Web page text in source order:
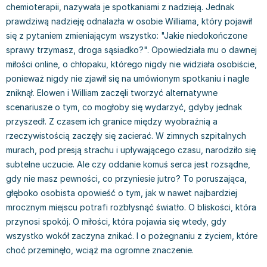
Książki: Prawo konstytucyjne
Książki: Prawo międzynarodowe
Książki: Prawo - orzecznictwo
Książki: Prawo pracy
Książki: Prawo Unii Europejskiej
Teksty aktów prawnych
Książki medyczne i naukowe
Chemia - książki
Książki o fizyce i astronomii
Geografia - książki
Inne
Książki do matematyki
Książki medyczne
Książki do nauk przyrodniczych
Technika, inżynieria, technologia - książki, podręczniki -
nauki ścisłe
Książki do nauk społecznych i humanistycznych
Książki: Film, muzyka, teatr
Książki: Historia sztuki
Książki o architekturze
Książki: Sztuka użytkowa
Książki: Sztuki wizualne
Inne
Książki dla dzieci 3-5 lat
Książki: bajki dla dzieci 3-5 lat
Kolorowanki i książki do naklejania 3-5 lat
Książki do nauki języków obcych 3-5 lat
Książki do nauki pisania i liczenia 3-5 lat
Książki grające, z puzzlami i magnesami 3-5 lat
Kreatywne i aktywizujące książki dla dzieci 3-5 lat
Poznawanie świata dla dzieci 3-5 lat - książki
Książki o zainteresowaniach dla dzieci 3-5 lat
Książki dla dzieci 6-8 lat
Książki do nauki czytania 6-8 lat
Książki do nauki języków obcych 6-8 lat
Książki do nauki pisania i liczenia 6-8 lat
Kreatywne i aktywizujące książki dla dzieci 6-8 lat
Literatura dla dzieci 6-8 lat
Poznawanie świata dla dzieci 6-8 lat - książki
Książki o zainteresowaniach dla dzieci 6-8 lat
Książki: Zdrowie
Kuchnia i diety - książki
Autorskie książki kucharskie
Ciasta, desery, wypieki - książki
Diety, zdrowe żywienie - książki
Książki kucharskie
Kuchnia polska - książki
Napoje - książki
Książki: Poradniki
Inne
Książki: Dom, ogród - poradniki
Książki: Hobby - poradniki
Książki: Moda, uroda, savoir vivre - poradniki
Książki pamiątkowe
Pozostałe książki
Dean Koontz
Andrzej Sapkowski
Stephenie Meyer
Robert Ludlum
Maria Czubaszek
Nora Roberts
Mario Vargas Llosa
Katarzyna Grochola
Ewa Nowak
Robin Cook
Carlos Ruiz Zafon
Konrad Gaca
Jerzy Zięba
Jodi Picoult
Dorota Terakowska
Abbi Glines
Alfred Szklarski
chemioterapii, nazywała je spotkaniami z nadzieją. Jednak
prawdziwą nadzieję odnalazła w osobie Williama, który pojawił
się z pytaniem zmieniającym wszystko: "Jakie niedokończone
sprawy trzymasz, droga sąsiadko?". Opowiedziała mu o dawnej
miłości online, o chłopaku, którego nigdy nie widziała osobiście,
ponieważ nigdy nie zjawił się na umówionym spotkaniu i nagle
zniknął. Elowen i William zaczęli tworzyć alternatywne
scenariusze o tym, co mogłoby się wydarzyć, gdyby jednak
przyszedł. Z czasem ich granice między wyobraźnią a
rzeczywistością zaczęły się zacierać. W zimnych szpitalnych
murach, pod presją strachu i upływającego czasu, narodziło się
subtelne uczucie. Ale czy oddanie komuś serca jest rozsądne,
gdy nie masz pewności, co przyniesie jutro? To poruszająca,
głęboko osobista opowieść o tym, jak w nawet najbardziej
mrocznym miejscu potrafi rozbłysnąć światło. O bliskości, która
przynosi spokój. O miłości, która pojawia się wtedy, gdy
wszystko wokół zaczyna znikać. I o pożegnaniu z życiem, które
choć przeminęło, wciąż ma ogromne znaczenie.